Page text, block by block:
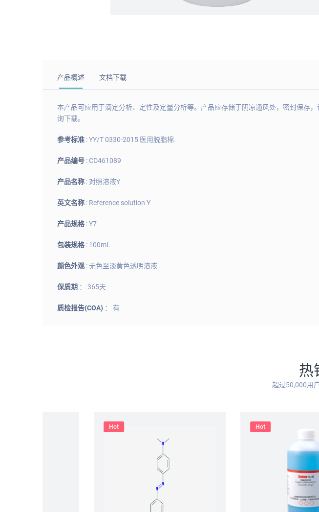
产品概述 文档下载
本产品可应用于滴定分析、定性及定量分析等。产品应存储于阴凉通风处，密封保存
询下载。
参考标准 : YY/T 0330-2015 医用脱脂棉
产品编号 : CD461089
产品名称 : 对照溶液Y
英文名称 : Reference solution Y
产品规格 : Y7
包装规格 : 100mL
颜色外观 : 无色至淡黄色透明溶液
保质期 ： 365天
质检报告(COA) ： 有
热
超过50,000用